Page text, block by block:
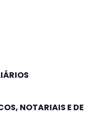
NOTARIAIS E DE